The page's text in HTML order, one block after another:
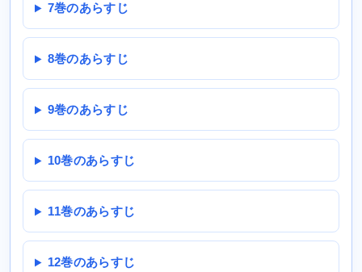
7巻のあらすじ
8巻のあらすじ
9巻のあらすじ
10巻のあらすじ
11巻のあらすじ
12巻のあらすじ